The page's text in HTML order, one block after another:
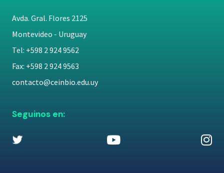
Avda. Gral. Flores 2125
Montevideo - Uruguay
Tel: +598 2 924 9562
Fax: +598 2 924 9563
contacto@ceinbio.edu.uy
Seguinos en: